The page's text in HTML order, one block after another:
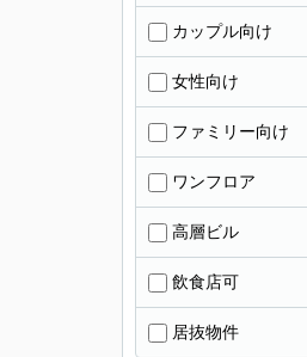
カップル向け
女性向け
ファミリー向け
ワンフロア
高層ビル
飲食店可
居抜物件